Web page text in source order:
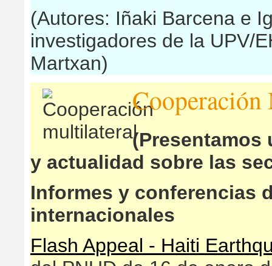
(Autores: Iñaki Barcena e
investigadores de la UPV/
Martxan)
(Presentamos
y actualidad sobre las
Informes y conferencias
internacionales
Flash Appeal - Haiti